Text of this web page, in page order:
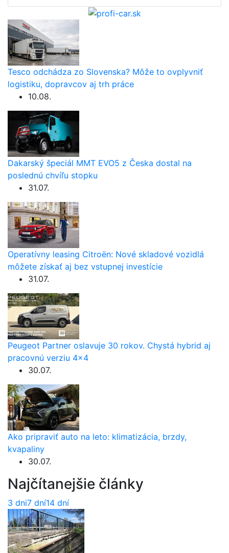
Tesco odchádza zo Slovenska? Môže to ovplyvniť
logistiku, dopravcov aj trh práce
10.08.
Dakarský špeciál MMT EVO5 z Česka dostal na
poslednú chvíľu stopku
31.07.
Operatívny leasing Citroën: Nové skladové vozidlá
môžete získať aj bez vstupnej investície
31.07.
Peugeot Partner oslavuje 30 rokov. Chystá hybrid aj
pracovnú verziu 4×4
30.07.
Ako pripraviť auto na leto: klimatizácia, brzdy,
kvapaliny
30.07.
Najčítanejšie články
3 dni7 dní14 dní